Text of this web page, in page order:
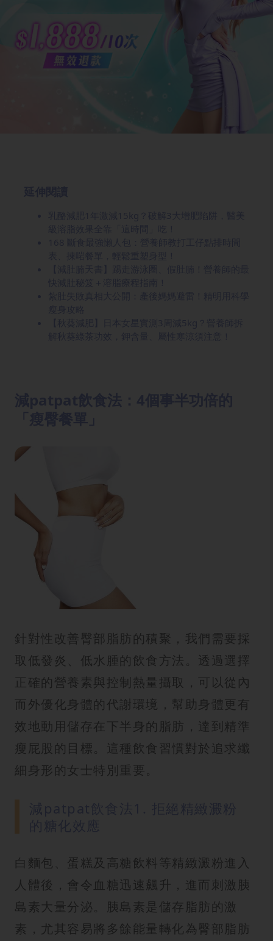
針對性改善臀部脂肪的積聚，我們需要採
取低發炎、低水腫的飲食方法。透過選擇
正確的營養素與控制熱量攝取，可以從內
而外優化身體的代謝環境，幫助身體更有
效地動用儲存在下半身的脂肪，達到精準
瘦屁股的目標。這種飲食習慣對於追求纖
細身形的女士特別重要。
白麵包、蛋糕及高糖飲料等精緻澱粉進入
人體後，會令血糖迅速飆升，進而刺激胰
島素大量分泌。胰島素是儲存脂肪的激
素，尤其容易將多餘能量轉化為臀部脂肪